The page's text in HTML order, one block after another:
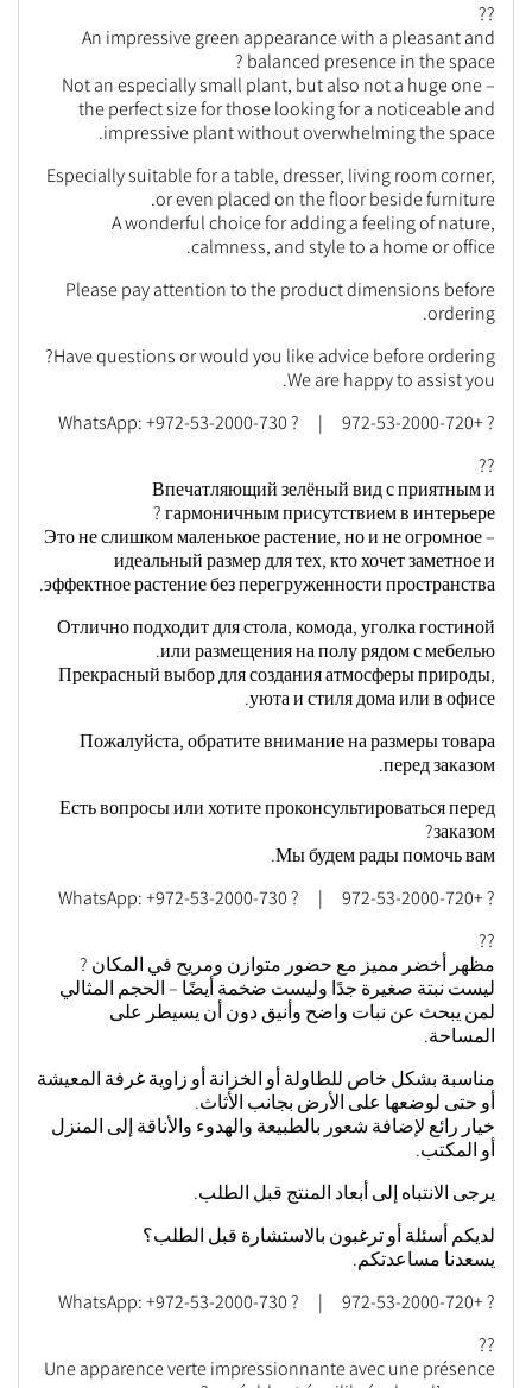
??
An impressive green appearance with a pleasant and
balanced presence in the space ?
Not an especially small plant, but also not a huge one –
the perfect size for those looking for a noticeable and
impressive plant without overwhelming the space.
Especially suitable for a table, dresser, living room corner,
or even placed on the floor beside furniture.
A wonderful choice for adding a feeling of nature,
calmness, and style to a home or office.
Please pay attention to the product dimensions before
ordering.
Have questions or would you like advice before ordering?
We are happy to assist you.
? +972-53-2000-720 | ? WhatsApp: +972-53-2000-730
??
Впечатляющий зелёный вид с приятным и
гармоничным присутствием в интерьере ?
Это не слишком маленькое растение, но и не огромное –
идеальный размер для тех, кто хочет заметное и
эффектное растение без перегруженности пространства.
Отлично подходит для стола, комода, уголка гостиной
или размещения на полу рядом с мебелью.
Прекрасный выбор для создания атмосферы природы,
уюта и стиля дома или в офисе.
Пожалуйста, обратите внимание на размеры товара
перед заказом.
Есть вопросы или хотите проконсультироваться перед
заказом?
Мы будем рады помочь вам.
? +972-53-2000-720 | ? WhatsApp: +972-53-2000-730
??
مظهر أخضر مميز مع حضور متوازن ومريح في المكان ?
ليست نبتة صغيرة جدًا وليست ضخمة أيضًا – الحجم المثالي
لمن يبحث عن نبات واضح وأنيق دون أن يسيطر على
المساحة.
مناسبة بشكل خاص للطاولة أو الخزانة أو زاوية غرفة المعيشة
أو حتى لوضعها على الأرض بجانب الأثاث.
خيار رائع لإضافة شعور بالطبيعة والهدوء والأناقة إلى المنزل
أو المكتب.
يرجى الانتباه إلى أبعاد المنتج قبل الطلب.
لديكم أسئلة أو ترغبون بالاستشارة قبل الطلب؟
يسعدنا مساعدتكم.
? +972-53-2000-720 | ? WhatsApp: +972-53-2000-730
??
Une apparence verte impressionnante avec une présence